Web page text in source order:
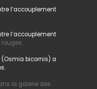
l’accouplement
l’accouplement
(Osmia bicornis) a
la galerie des